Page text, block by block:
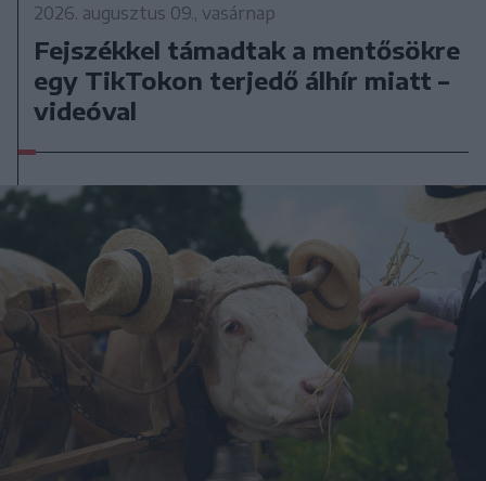
2026. augusztus 09., vasárnap
Fejszékkel támadtak a mentősökre
egy TikTokon terjedő álhír miatt –
videóval